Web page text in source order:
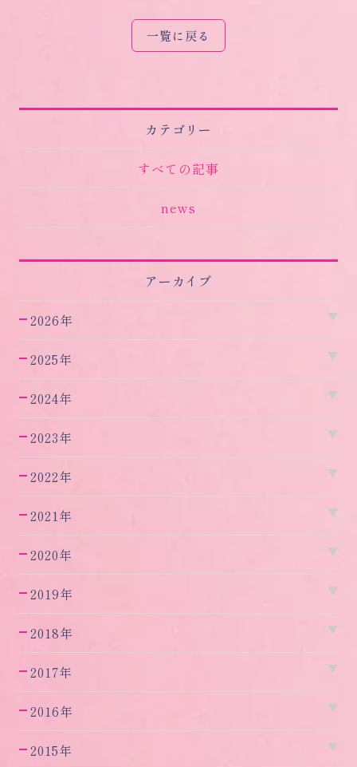
カテゴリー
すべての記事
news
アーカイブ
2026年
2025年
2024年
2023年
2022年
2021年
2020年
2019年
2018年
2017年
2016年
2015年
一覧に戻る